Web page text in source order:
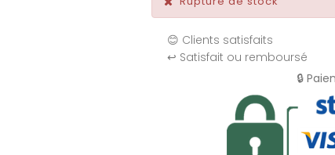
😊 Clients satisfaits
↩️ Satisfait ou remboursé
🔒